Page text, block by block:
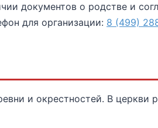
документов о родстве и
для организации: 8 (499)
и окрестностей. В церкви